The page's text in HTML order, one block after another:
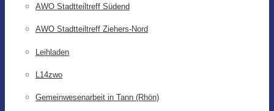
AWO Stadtteiltreff Südend
AWO Stadtteiltreff Ziehers-Nord
Leihladen
L14zwo
Gemeinwesenarbeit in Tann (Rhön)